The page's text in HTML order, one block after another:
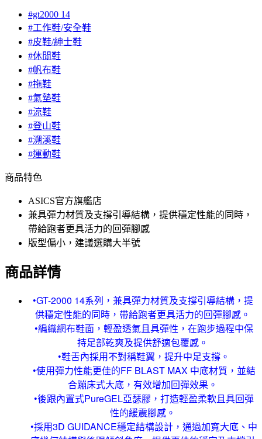
#gt2000 14
#工作鞋/安全鞋
#皮鞋/紳士鞋
#休閒鞋
#帆布鞋
#拖鞋
#氣墊鞋
#涼鞋
#登山鞋
#溯溪鞋
#運動鞋
商品特色
ASICS官方旗艦店
兼具彈力材質及支撐引導結構，提供穩定性能的同時，
帶給跑者更具活力的回彈腳感
版型偏小，建議選購大半號
商品詳情
•GT-2000 14系列，兼具彈力材質及支撐引導結構，提
供穩定性能的同時，帶給跑者更具活力的回彈腳感。
•編織網布鞋面，輕盈透氣且具彈性，在跑步過程中保
持足部乾爽及提供舒適包覆感。
•鞋舌內採用不對稱鞋翼，提升中足支撐。
•使用彈力性能更佳的FF BLAST MAX 中底材質，並結
合蹦床式大底，有效增加回彈效果。
•後跟內置式PureGEL亞瑟膠，打造輕盈柔軟且具回彈
性的緩震腳感。
•採用3D GUIDANCE穩定結構設計，通過加寬大底、中